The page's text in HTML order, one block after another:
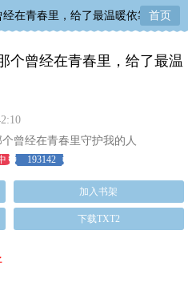
在青春里，给了最温暖依靠的人
首页
曾经在青春里，给了最温
曾经在青春里守护我的人
193142
加入书架
下载TXT2